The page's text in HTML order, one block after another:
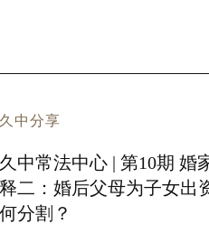
中分享
中常法中心 | 第10期 婚
二：婚后父母为子女出
分割？